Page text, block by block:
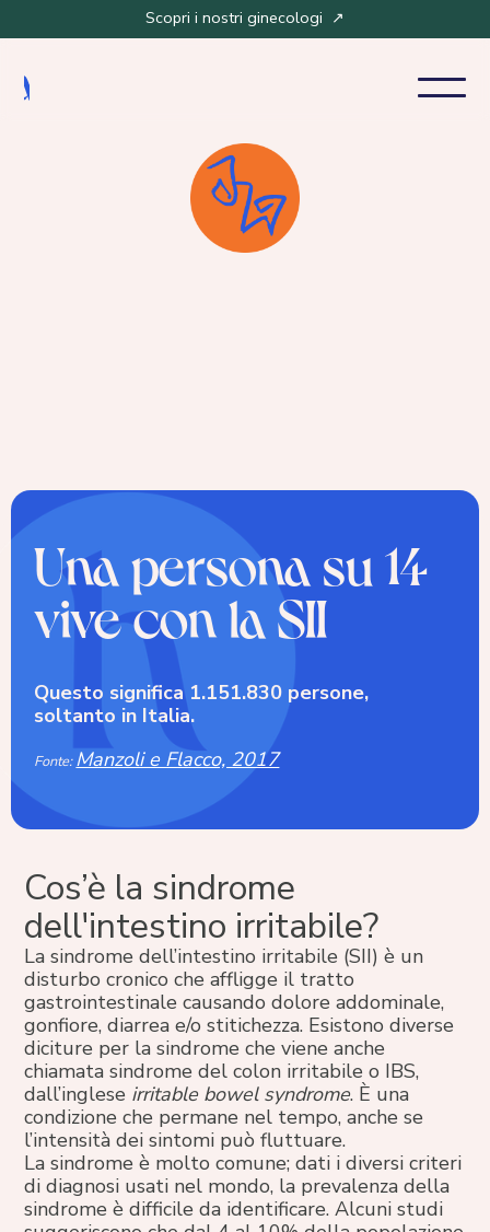
Scopri i nostri ginecologi ↗
Una persona su 14
vive con la SII
Questo significa 1.151.830 persone,
soltanto in Italia.
Fonte:Manzoli e Flacco, 2017
Cos’è la sindrome
dell'intestino irritabile?
La sindrome dell’intestino irritabile (SII) è un
disturbo cronico che affligge il tratto
gastrointestinale causando dolore addominale,
gonfiore, diarrea e/o stitichezza. Esistono diverse
diciture per la sindrome che viene anche
chiamata sindrome del colon irritabile o IBS,
dall’inglese irritable bowel syndrome. È una
condizione che permane nel tempo, anche se
l’intensità dei sintomi può fluttuare.
La sindrome è molto comune; dati i diversi criteri
di diagnosi usati nel mondo, la prevalenza della
sindrome è difficile da identificare. Alcuni studi